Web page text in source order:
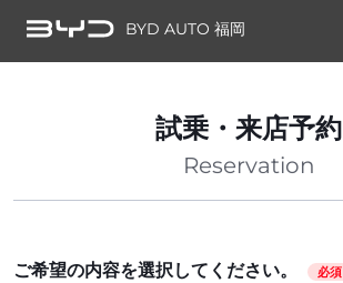
BYD AUTO 福岡
試乗・来店予約
Reservation
ご希望の内容を選択してください。 必須